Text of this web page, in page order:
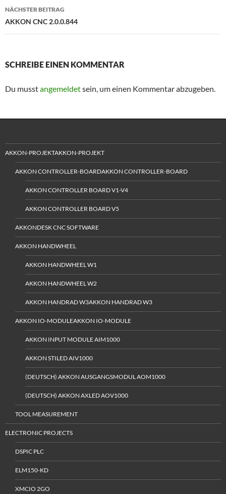
NÄCHSTER BEITRAG
AKKON CNC 2.0.0.844
SCHREIBE EINEN KOMMENTAR
Du musstangemeldetsein, um einen Kommentar abzugeben.
AKKON-PROJEKTAKKON-PROJEKT
AKKON CONTROLLER-BOARDAKKON CONTROLLER-BOARD
AKKON CONTROLLER BOARD V1-V4
AKKON CONTROLLER BOARD V5
AKKONDESK CNC SOFTWARE
AKKON HANDWHEEL
AKKON HANDWHEEL W1
AKKON HANDWHEEL W2
AKKON HANDRAD W3AKKON HANDRAD W3
AKKON IO-MODULEAKKON IO-MODULE
AKKON INPUT MODULE AIM1000
AKKON STILED AIV1000
(DEUTSCH) AKKON AUSGANGSMODUL AOM1000
(DEUTSCH) AKKON AXLED AOV1000
TOOL MEASUREMENT
ELECTRONIC PROJECTS
DSPIC PLC
ELM150-KD
XMCIO 2GO